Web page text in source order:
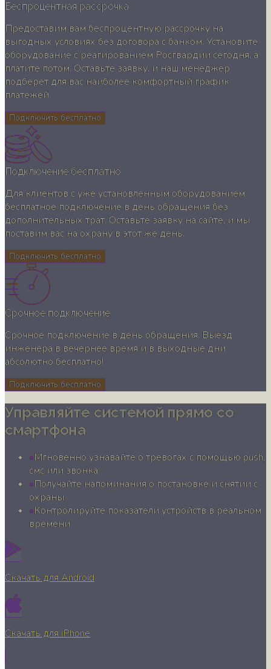
Беспроцентная рассрочка
Предоставим вам беспроцентную рассрочку на
выгодных условиях без договора с банком. Установите
оборудование с реагированием Росгвардии сегодня, а
платите потом. Оставьте заявку, и наш менеджер
подберет для вас наиболее комфортный график
платежей.
Подключить бесплатно
Подключение бесплатно
Для клиентов с уже установленным оборудованием
бесплатное подключение в день обращения без
дополнительных трат. Оставьте заявку на сайте, и мы
поставим вас на охрану в этот же день.
Подключить бесплатно
Срочное подключение
Срочное подключение в день обращения. Выезд
инженера в вечернее время и в выходные дни
абсолютно бесплатно!
Подключить бесплатно
Управляйте системой прямо со
смартфона
Мгновенно узнавайте о тревогах с помощью push,
смс или звонка
Получайте напоминания о постановке и снятии с
охраны
Контролируйте показатели устройств в реальном
времени
Скачать для Android
Скачать для iPhone